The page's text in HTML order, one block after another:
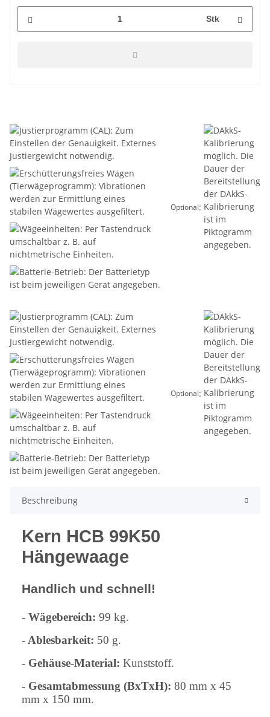
Stk
Optional:
Optional:
Beschreibung
Kern HCB 99K50
Hängewaage
Handlich und schnell!
- Wägebereich: 99 kg.
- Ablesbarkeit: 50 g.
- Gehäuse-Material: Kunststoff.
- Gesamtabmessung (BxTxH): 80 mm x 45
mm x 150 mm.